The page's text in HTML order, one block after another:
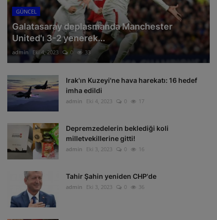
GÜNCEL
Galatasaray deplasmanda Manchester
United'ı 3-2 yenerek...
admin Eki 4, 2023 0 33
Irak'ın Kuzeyi'ne hava harekatı: 16 hedef
imha edildi
admin Eki 4, 2023 0 17
Depremzedelerin beklediği koli
milletvekillerine gitti!
admin Eki 3, 2023 0 16
Tahir Şahin yeniden CHP'de
admin Eki 3, 2023 0 36